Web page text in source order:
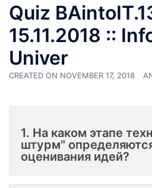
Quiz
15.11.2018 ::
Univer
CREATED ON NOVEMBER 17, 2018
1. На каком этапе
штурм"
оценивания идей?